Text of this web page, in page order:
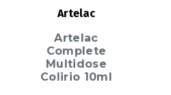
Artelac
Artelac
Complete
Multidose
Colirio 10ml